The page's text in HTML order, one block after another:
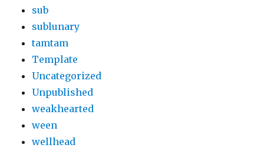
sub
sublunary
tamtam
Template
Uncategorized
Unpublished
weakhearted
ween
wellhead